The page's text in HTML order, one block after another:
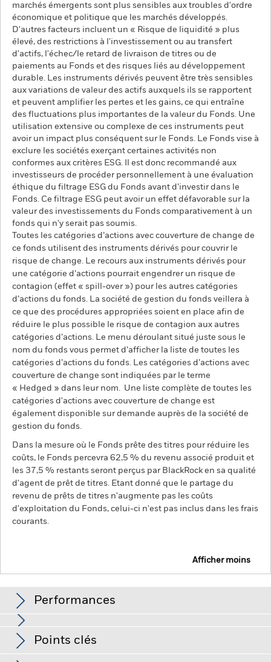
marchés émergents sont plus sensibles aux troubles d'ordre
économique et politique que les marchés développés.
D'autres facteurs incluent un « Risque de liquidité » plus
élevé, des restrictions à l'investissement ou au transfert
d'actifs, l'échec/le retard de livraison de titres ou de
paiements au Fonds et des risques liés au développement
durable. Les instruments dérivés peuvent être très sensibles
aux variations de valeur des actifs auxquels ils se rapportent
et peuvent amplifier les pertes et les gains, ce qui entraîne
des fluctuations plus importantes de la valeur du Fonds. Une
utilisation extensive ou complexe de ces instruments peut
avoir un impact plus conséquent sur le Fonds. Le Fonds vise à
exclure les sociétés exerçant certaines activités non
conformes aux critères ESG. Il est donc recommandé aux
investisseurs de procéder personnellement à une évaluation
éthique du filtrage ESG du Fonds avant d’investir dans le
Fonds. Ce filtrage ESG peut avoir un effet défavorable sur la
valeur des investissements du Fonds comparativement à un
fonds qui n'y serait pas soumis.
Toutes les catégories d’actions avec couverture de change de
ce fonds utilisent des instruments dérivés pour couvrir le
risque de change. Le recours aux instruments dérivés pour
une catégorie d’actions pourrait engendrer un risque de
contagion (effet « spill-over ») pour les autres catégories
d’actions du fonds. La société de gestion du fonds veillera à
ce que des procédures appropriées soient en place afin de
réduire le plus possible le risque de contagion aux autres
catégories d’actions. Le menu déroulant situé juste sous le
nom du fonds vous permet d’afficher la liste de toutes les
catégories d’actions du fonds. Les catégories d’actions avec
couverture de change sont indiquées par le terme
« Hedged » dans leur nom. Une liste complète de toutes les
catégories d'actions avec couverture de change est
également disponible sur demande auprès de la société de
gestion du fonds.
Dans la mesure où le Fonds prête des titres pour réduire les
coûts, le Fonds percevra 62,5 % du revenu associé produit et
les 37,5 % restants seront perçus par BlackRock en sa qualité
d'agent de prêt de titres. Etant donné que le partage du
revenu de prêts de titres n'augmente pas les coûts
d'exploitation du Fonds, celui-ci n'est pas inclus dans les frais
courants.
Afficher moins
Performances
Le risque de crédit, les fluctuations des taux d'intérêt et/ou
les défauts de l'émetteur auront un impact significatif sur la
Points clés